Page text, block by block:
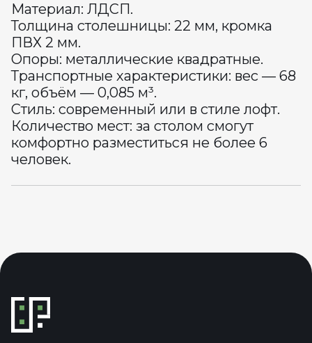
Материал: ЛДСП.
Толщина столешницы: 22 мм, кромка
ПВХ 2 мм.
Опоры: металлические квадратные.
Транспортные характеристики: вес — 68
кг, объём — 0,085 м³.
Стиль: современный или в стиле лофт.
Количество мест: за столом смогут
комфортно разместиться не более 6
человек.